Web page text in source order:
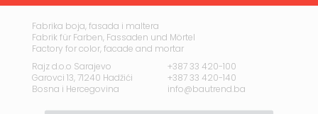
Fabrika boja, fasada i maltera
Fabrik für Farben, Fassaden und Mörtel
Factory for color, facade and mortar
Rajz d.o.o Sarajevo
Garovci 13, 71240 Hadžići
Bosna i Hercegovina
+387 33 420-100
+387 33 420-140
info@bautrend.ba